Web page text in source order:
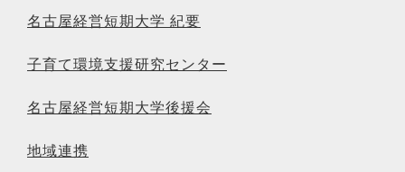
名古屋経営短期大学 紀要
子育て環境支援研究センター
名古屋経営短期大学後援会
地域連携